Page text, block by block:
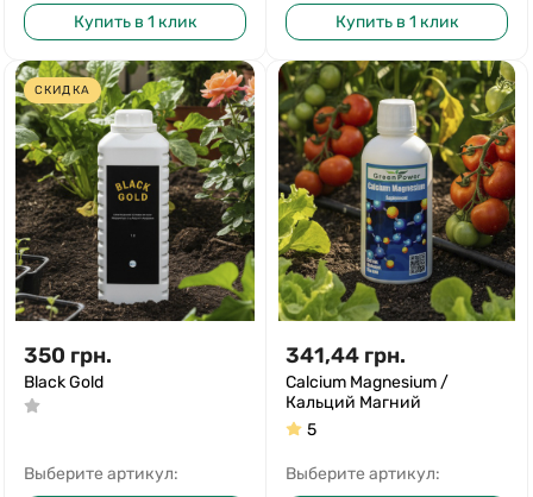
Купить в 1 клик Купить в 1 клик
СКИДКА
350 грн.
Black Gold
Выберите артикул:
341,44 грн.
Calcium Magnesium /
Кальций Магний
5
Выберите артикул: